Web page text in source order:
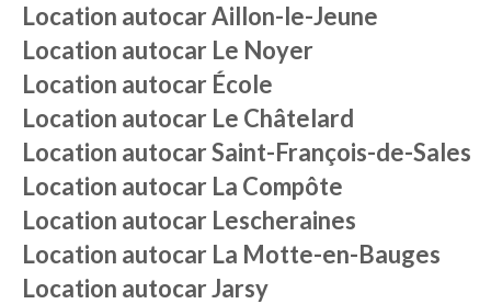
Location autocarAillon-le-Jeune
Location autocar Le Noyer
Location autocar École
Location autocar Le Châtelard
Location autocarSaint-François-de-Sales
Location autocar La Compôte
Location autocar Lescheraines
Location autocar La Motte-en-Bauges
Location autocarJarsy